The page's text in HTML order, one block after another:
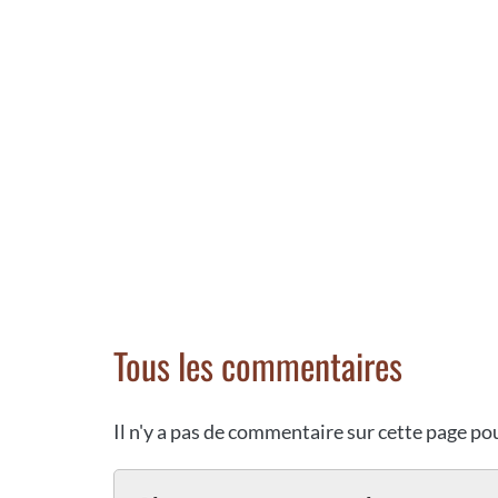
Tous les commentaires
Il n'y a pas de commentaire sur cette page